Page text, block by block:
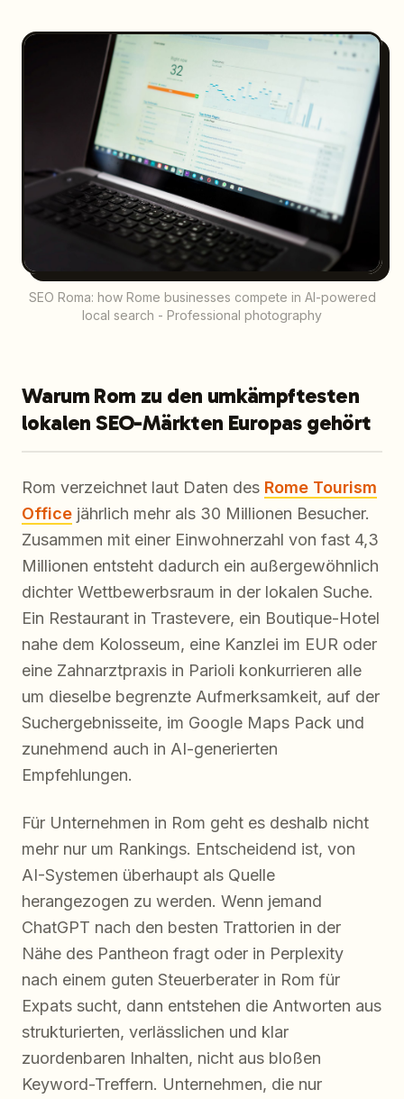
SEO Roma: how Rome businesses compete in AI-powered
local search - Professional photography
Warum Rom zu den umkämpftesten
lokalen SEO-Märkten Europas gehört
Rom verzeichnet laut Daten des Rome Tourism
Office jährlich mehr als 30 Millionen Besucher.
Zusammen mit einer Einwohnerzahl von fast 4,3
Millionen entsteht dadurch ein außergewöhnlich
dichter Wettbewerbsraum in der lokalen Suche.
Ein Restaurant in Trastevere, ein Boutique-Hotel
nahe dem Kolosseum, eine Kanzlei im EUR oder
eine Zahnarztpraxis in Parioli konkurrieren alle
um dieselbe begrenzte Aufmerksamkeit, auf der
Suchergebnisseite, im Google Maps Pack und
zunehmend auch in AI-generierten
Empfehlungen.
Für Unternehmen in Rom geht es deshalb nicht
mehr nur um Rankings. Entscheidend ist, von
AI-Systemen überhaupt als Quelle
herangezogen zu werden. Wenn jemand
ChatGPT nach den besten Trattorien in der
Nähe des Pantheon fragt oder in Perplexity
nach einem guten Steuerberater in Rom für
Expats sucht, dann entstehen die Antworten aus
strukturierten, verlässlichen und klar
zuordenbaren Inhalten, nicht aus bloßen
Keyword-Treffern. Unternehmen, die nur